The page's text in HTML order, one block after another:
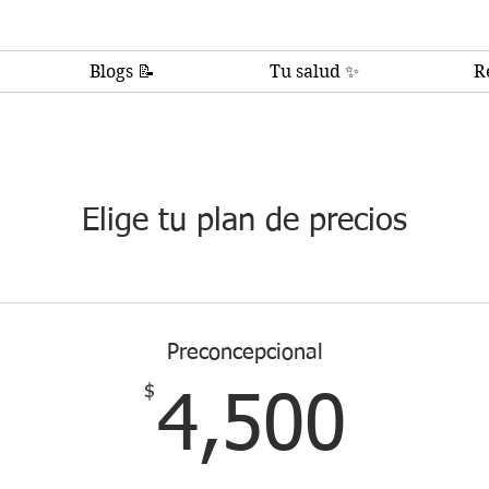
Blogs 📝 Tu salud ✨
Elige tu plan de precios
Preconcepcional
$ 4,500